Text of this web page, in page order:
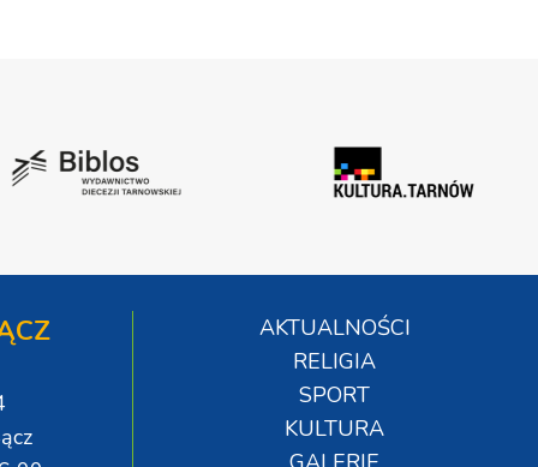
AKTUALNOŚCI
RELIGIA
SPORT
KULTURA